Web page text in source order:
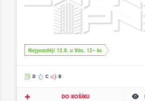
Nejpozději 12.8. u Vás, 12+ ks
D C B
DO KOŠÍKU